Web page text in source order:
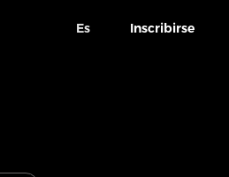
Es Inscribirse